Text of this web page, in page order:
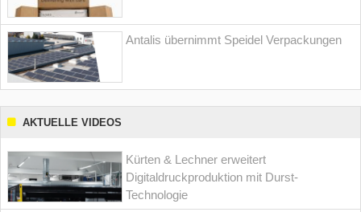
Antalis übernimmt Speidel Verpackungen
AKTUELLE VIDEOS
Kürten & Lechner erweitert
Digitaldruckproduktion mit Durst-
Technologie